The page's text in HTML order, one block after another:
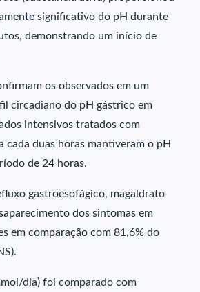
significativo do pH durante
demonstrando um início de
os observados em um
circadiano do pH gástrico em
intensivos tratados com
cada duas horas mantiveram o pH
de 24 horas.
gastroesofágico, magaldrato
dos sintomas em
em comparação com 81,6% do
dia) foi comparado com